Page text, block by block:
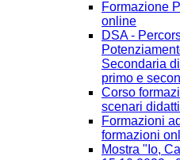
Formazione
online
DSA -
Secondaria
primo e
Corso
scenari
Formazioni
formazioni
Mostra "Io,